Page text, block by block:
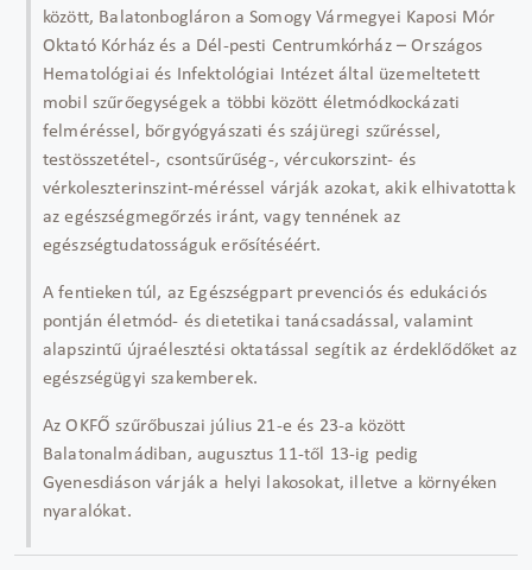
között, Balatonbogláron a Somogy Vármegyei Kaposi Mór
Oktató Kórház és a Dél-pesti Centrumkórház – Országos
Hematológiai és Infektológiai Intézet által üzemeltetett
mobil szűrőegységek a többi között életmódkockázati
felméréssel, bőrgyógyászati és szájüregi szűréssel,
testösszetétel-, csontsűrűség-, vércukorszint- és
vérkoleszterinszint-méréssel várják azokat, akik elhivatottak
az egészségmegőrzés iránt, vagy tennének az
egészségtudatosságuk erősítéséért.
A fentieken túl, az Egészségpart prevenciós és edukációs
pontján életmód- és dietetikai tanácsadással, valamint
alapszintű újraélesztési oktatással segítik az érdeklődőket az
egészségügyi szakemberek.
Az OKFŐ szűrőbuszai július 21-e és 23-a között
Balatonalmádiban, augusztus 11-től 13-ig pedig
Gyenesdiáson várják a helyi lakosokat, illetve a környéken
nyaralókat.